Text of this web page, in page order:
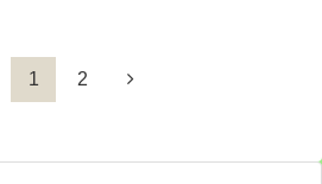
1 2